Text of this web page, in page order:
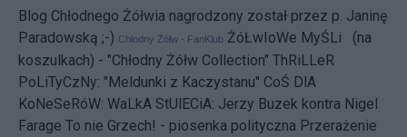
Blog Chłodnego Żółwia nagrodzony został przez p. Janinę
Paradowską ;-) Chłodny Żółw - FanKlub ŻóŁwIoWe MyŚLi (na
koszulkach) - "Chłodny Żółw Collection" ThRiLLeR
PoLiTyCzNy: "Meldunki z Kaczystanu" CoŚ DlA
KoNeSeRóW: WaLkA StUlECiA: Jerzy Buzek kontra Nigel
Farage To nie Grzech! - piosenka polityczna Przerażenie